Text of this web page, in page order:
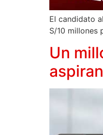
El candidato
S/10 millones
Un